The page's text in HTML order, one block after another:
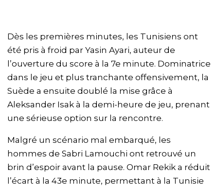
Dès les premières minutes, les Tunisiens ont
été pris à froid par Yasin Ayari, auteur de
l’ouverture du score à la 7e minute. Dominatrice
dans le jeu et plus tranchante offensivement, la
Suède a ensuite doublé la mise grâce à
Aleksander Isak à la demi-heure de jeu, prenant
une sérieuse option sur la rencontre.
Malgré un scénario mal embarqué, les
hommes de Sabri Lamouchi ont retrouvé un
brin d’espoir avant la pause. Omar Rekik a réduit
l’écart à la 43e minute, permettant à la Tunisie